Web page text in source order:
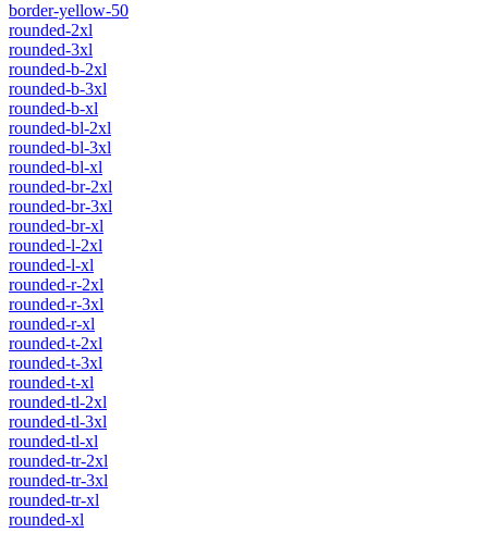
border-yellow-50
rounded-2xl
rounded-3xl
rounded-b-2xl
rounded-b-3xl
rounded-b-xl
rounded-bl-2xl
rounded-bl-3xl
rounded-bl-xl
rounded-br-2xl
rounded-br-3xl
rounded-br-xl
rounded-l-2xl
rounded-l-xl
rounded-r-2xl
rounded-r-3xl
rounded-r-xl
rounded-t-2xl
rounded-t-3xl
rounded-t-xl
rounded-tl-2xl
rounded-tl-3xl
rounded-tl-xl
rounded-tr-2xl
rounded-tr-3xl
rounded-tr-xl
rounded-xl